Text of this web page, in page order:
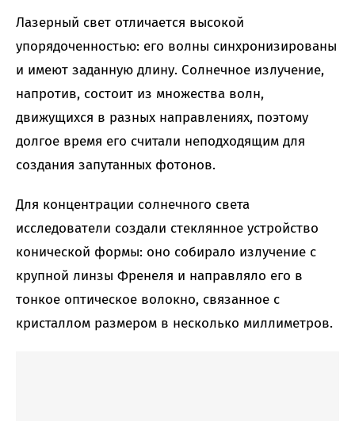
Лазерный свет отличается высокой
упорядоченностью: его волны синхронизированы
и имеют заданную длину. Солнечное излучение,
напротив, состоит из множества волн,
движущихся в разных направлениях, поэтому
долгое время его считали неподходящим для
создания запутанных фотонов.
Для концентрации солнечного света
исследователи создали стеклянное устройство
конической формы: оно собирало излучение с
крупной линзы Френеля и направляло его в
тонкое оптическое волокно, связанное с
кристаллом размером в несколько миллиметров.